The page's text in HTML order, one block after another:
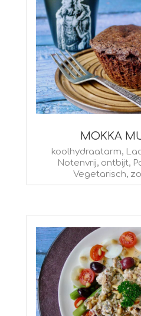
MOKKA
2025-koolhydraatarm,
Notenvrij, ontbijt,
Vegetarisch,